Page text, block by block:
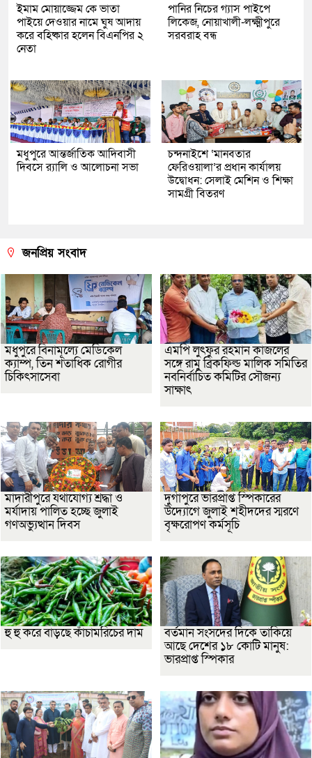
ইমাম মোয়াজ্জেম কে ভাতা
পাইয়ে দেওয়ার নামে ঘুষ আদায়
করে বহিষ্কার হলেন বিএনপির ২
নেতা
পানির নিচের গ্যাস পাইপে
লিকেজ, নোয়াখালী-লক্ষ্মীপুরে
সরবরাহ বন্ধ
মধুপুরে আন্তর্জাতিক আদিবাসী
দিবসে র‍্যালি ও আলোচনা সভা
চন্দনাইশে ‘মানবতার
ফেরিওয়ালা’র প্রধান কার্যালয়
উদ্বোধন: সেলাই মেশিন ও শিক্ষা
সামগ্রী বিতরণ
জনপ্রিয় সংবাদ
মধুপুরে বিনামূল্যে মেডিকেল
ক্যাম্প, তিন শতাধিক রোগীর
চিকিৎসাসেবা
এমপি লুৎফুর রহমান কাজলের
সঙ্গে রামু ব্রিকফিল্ড মালিক সমিতির
নবনির্বাচিত কমিটির সৌজন্য
সাক্ষাৎ
মাদারীপুরে যথাযোগ্য শ্রদ্ধা ও
মর্যাদায় পালিত হচ্ছে জুলাই
গণঅভ্যুত্থান দিবস
দুর্গাপুরে ভারপ্রাপ্ত স্পিকারের
উদ্যোগে জুলাই শহীদদের স্মরণে
বৃক্ষরোপণ কর্মসূচি
হু হু করে বাড়ছে কাঁচামরিচের দাম
বর্তমান সংসদের দিকে তাকিয়ে
আছে দেশের ১৮ কোটি মানুষ:
ভারপ্রাপ্ত স্পিকার